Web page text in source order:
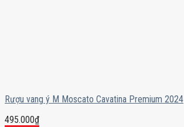
Rượu vang ý M Moscato Cavatina Premium 2024
495.000₫